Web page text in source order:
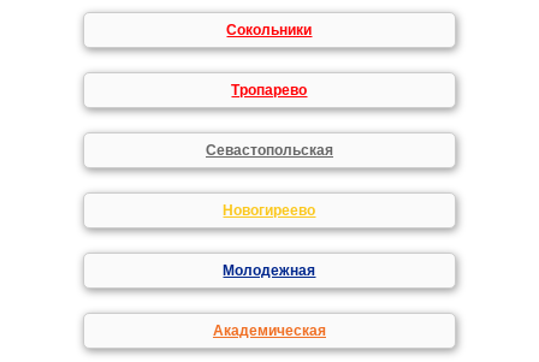
Сокольники
Тропарево
Севастопольская
Новогиреево
Молодежная
Академическая